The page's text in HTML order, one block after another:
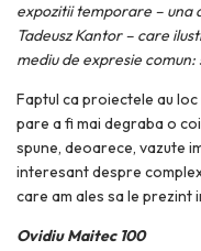
expozitii temporare – una
Tadeusz Kantor – care
mediu de expresie comun:
Faptul ca proiectele au
pare a fi mai degraba o
spune, deoarece, vazute
interesant despre
care am ales sa le prezint
Ovidiu Maitec 100